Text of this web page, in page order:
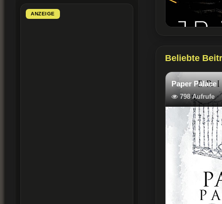
ANZEIGE
Beliebte
Paper Palace
798 Aufrufe